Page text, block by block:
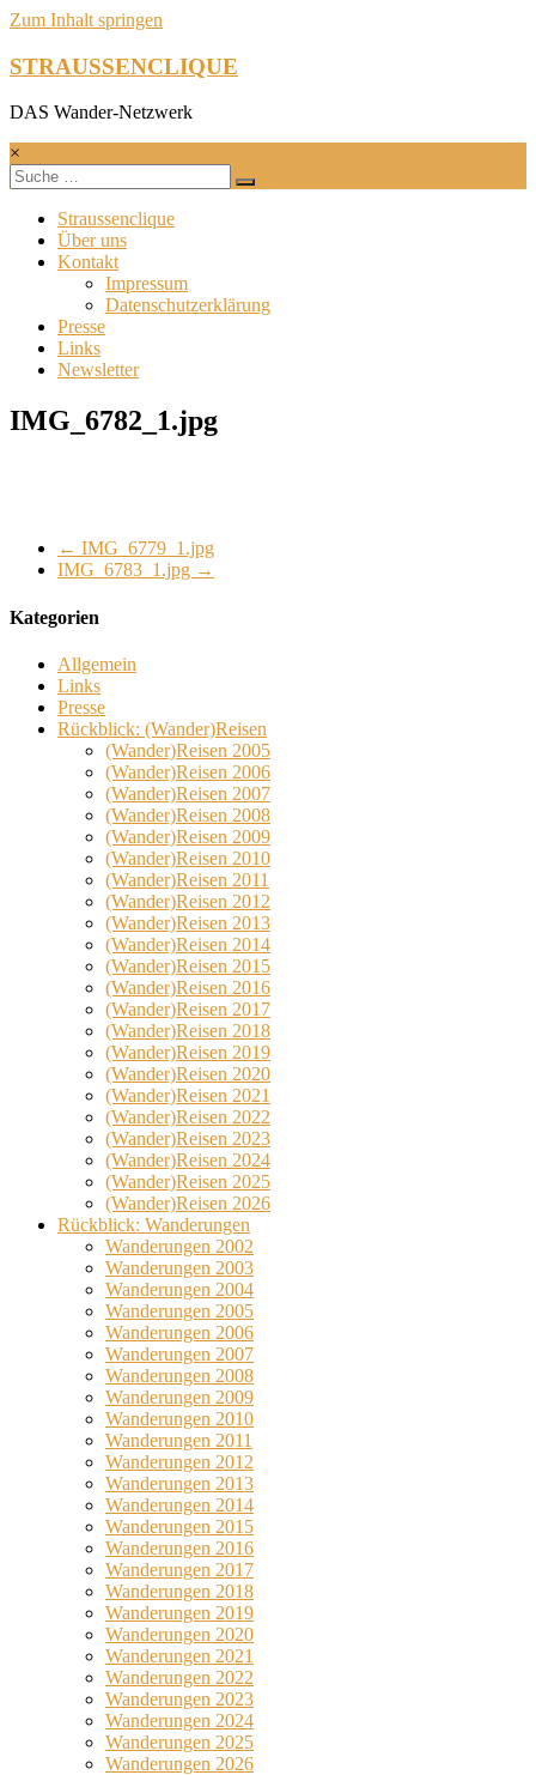
Zum Inhalt springen
STRAUSSENCLIQUE
DAS Wander-Netzwerk
×
Straussenclique
Über uns
Kontakt
Impressum
Datenschutzerklärung
Presse
Links
Newsletter
IMG_6782_1.jpg
← IMG_6779_1.jpg
IMG_6783_1.jpg →
Kategorien
Allgemein
Links
Presse
Rückblick: (Wander)Reisen
(Wander)Reisen 2005
(Wander)Reisen 2006
(Wander)Reisen 2007
(Wander)Reisen 2008
(Wander)Reisen 2009
(Wander)Reisen 2010
(Wander)Reisen 2011
(Wander)Reisen 2012
(Wander)Reisen 2013
(Wander)Reisen 2014
(Wander)Reisen 2015
(Wander)Reisen 2016
(Wander)Reisen 2017
(Wander)Reisen 2018
(Wander)Reisen 2019
(Wander)Reisen 2020
(Wander)Reisen 2021
(Wander)Reisen 2022
(Wander)Reisen 2023
(Wander)Reisen 2024
(Wander)Reisen 2025
(Wander)Reisen 2026
Rückblick: Wanderungen
Wanderungen 2002
Wanderungen 2003
Wanderungen 2004
Wanderungen 2005
Wanderungen 2006
Wanderungen 2007
Wanderungen 2008
Wanderungen 2009
Wanderungen 2010
Wanderungen 2011
Wanderungen 2012
Wanderungen 2013
Wanderungen 2014
Wanderungen 2015
Wanderungen 2016
Wanderungen 2017
Wanderungen 2018
Wanderungen 2019
Wanderungen 2020
Wanderungen 2021
Wanderungen 2022
Wanderungen 2023
Wanderungen 2024
Wanderungen 2025
Wanderungen 2026